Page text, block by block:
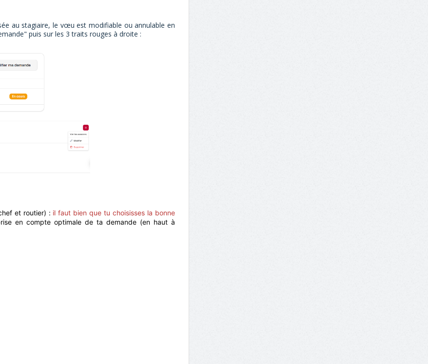
au stagiaire, le vœu est modifiable ou annulable en
puis sur les 3 traits rouges à droite :
et routier) : il faut bien que tu choisisses la bonne
en compte optimale de ta demande (en haut à